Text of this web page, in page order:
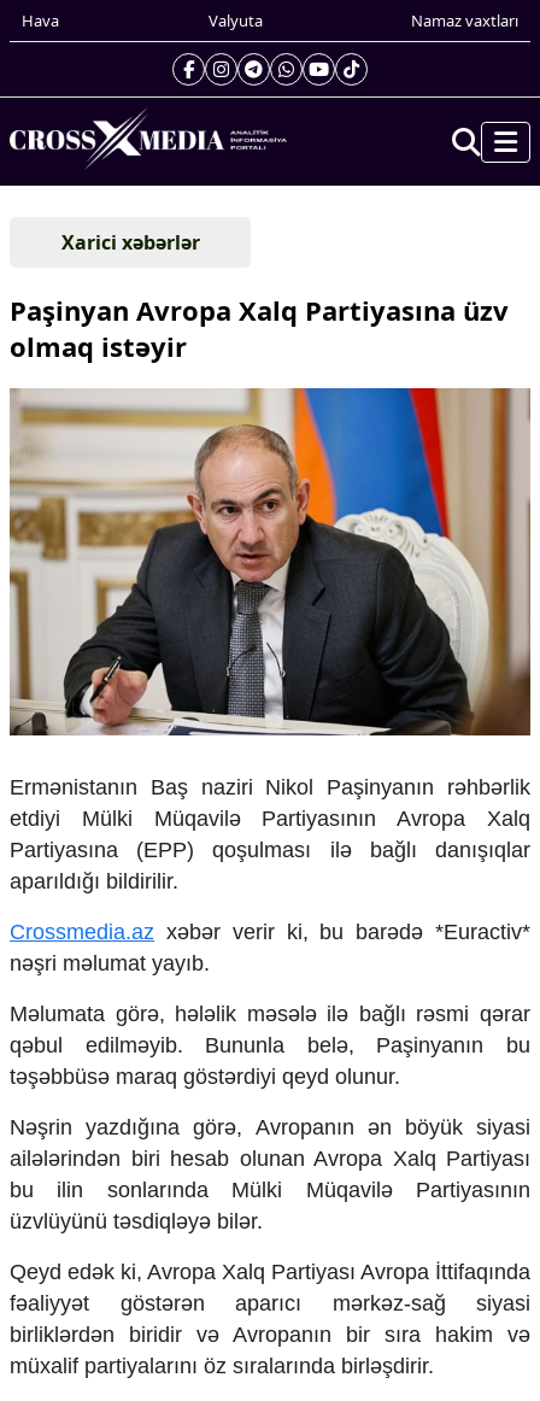
Hava Valyuta Namaz vaxtları
Gündəm
Xarici xəbərlər
Cənubi Qafqaz
Yaxın Şərq
Avropa
Asiya
Afrika
Çarpaz baxış
Təhlil
Geosiyasi
İqtisadi
Sosioloji
Multimedia
Foto
Video
İnfoqrafika
Podcast
Humanitar
Mədəniyyət
Diaspor
Yüksəliş hekayəsi
Mədəniyyətimizin Zəfəri
Zəfər Diasporu
Səhiyyə
Ailə və uşaq
Turizm
İqtisadi xəbərlər
Energetika
Neft-qaz
Əmək və sosial siyasət
Xarici xəbərlər
Paşinyan Avropa Xalq Partiyasına üzv
olmaq istəyir
Ermənistanın Baş naziri Nikol Paşinyanın rəhbərlik
etdiyi Mülki Müqavilə Partiyasının Avropa Xalq
Partiyasına (EPP) qoşulması ilə bağlı danışıqlar
aparıldığı bildirilir.
Crossmedia.az xəbər verir ki, bu barədə *Euractiv*
nəşri məlumat yayıb.
Məlumata görə, hələlik məsələ ilə bağlı rəsmi qərar
qəbul edilməyib. Bununla belə, Paşinyanın bu
təşəbbüsə maraq göstərdiyi qeyd olunur.
Nəşrin yazdığına görə, Avropanın ən böyük siyasi
ailələrindən biri hesab olunan Avropa Xalq Partiyası
bu ilin sonlarında Mülki Müqavilə Partiyasının
üzvlüyünü təsdiqləyə bilər.
Qeyd edək ki, Avropa Xalq Partiyası Avropa İttifaqında
fəaliyyət göstərən aparıcı mərkəz-sağ siyasi
birliklərdən biridir və Avropanın bir sıra hakim və
müxalif partiyalarını öz sıralarında birləşdirir.